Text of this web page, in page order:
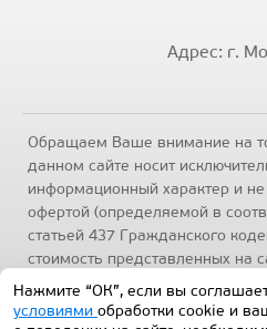
Адрес: г.
Обращаем Ваше внимание на
данном сайте носит
информационный характер и не
офертой (определяемой в
статьей 437 Гражданского
стоимость представленных на
уточняйте по телефонам
в разделе "Контакты"
Нажмите “ОК”, если вы
условиями обработки cookie и